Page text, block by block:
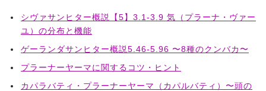
シヴァサンヒター概説【5】3.1-3.9 気（プラーナ・ヴァー
ユ）の分布と機能
ゲーランダサンヒター概説5.46-5.96 〜8種のクンバカ〜
プラーナーヤーマに関するコツ・ヒント
カパラバティ・プラーナーヤーマ（カパルバティ）〜頭の